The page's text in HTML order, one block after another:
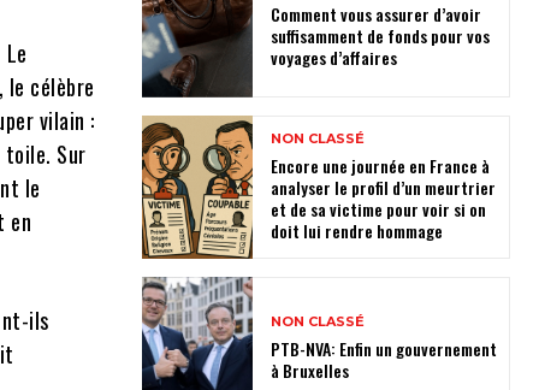
le célèbre
vilain :
toile. Sur
le
en
ils
Comment vous assurer d’avoir
suffisamment de fonds pour vos
voyages d’affaires
NON CLASSÉ
Encore une journée en France à
analyser le profil d’un meurtrier
et de sa victime pour voir si on
doit lui rendre hommage
NON CLASSÉ
PTB-NVA: Enfin un gouvernement
à Bruxelles